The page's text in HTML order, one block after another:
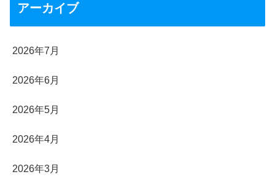
アーカイブ
2026年7月
2026年6月
2026年5月
2026年4月
2026年3月